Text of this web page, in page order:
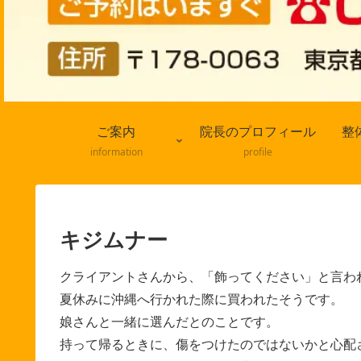
ご案内
information
院長のプロフィール
profile
整
キジムナー
クライアントさんから、「飾ってください」と言
夏休みに沖縄へ行かれた際に買われたそうです。
娘さんと一緒に選んだとのことです。
持って帰るときに、傷をつけたのではないかと心配